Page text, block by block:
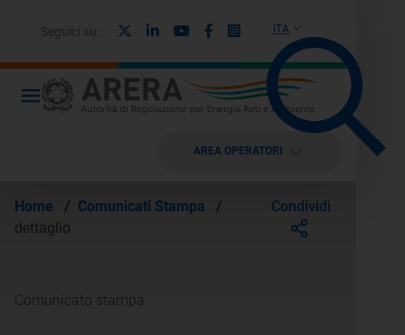
ITA
Seguici su: LinkedinYoutubeFacebook
Instagram
AREA OPERATORI
Home / Comunicati Stampa
/
dettaglio
Condividi
Comunicato stampa